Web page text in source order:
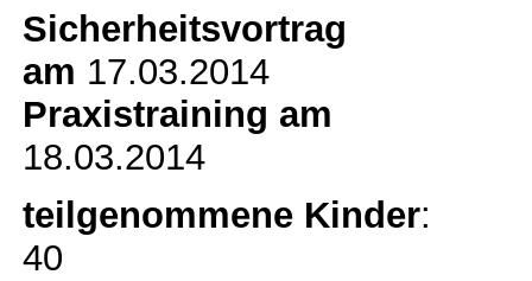
Sicherheitsvortrag
am 17.03.2014
Praxistraining am
18.03.2014
teilgenommene Kinder:
40